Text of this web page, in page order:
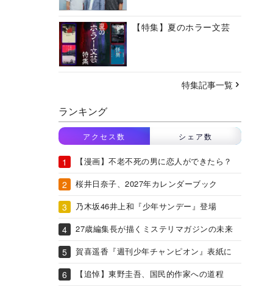
【特集】夏のホラー文芸
特集記事一覧
ランキング
アクセス数 シェア数
【漫画】不老不死の男に恋人ができたら？
桜井日奈子、2027年カレンダーブック
乃木坂46井上和『少年サンデー』登場
27歳編集長が描くミステリマガジンの未来
賀喜遥香『週刊少年チャンピオン』表紙に
【追悼】東野圭吾、国民的作家への道程